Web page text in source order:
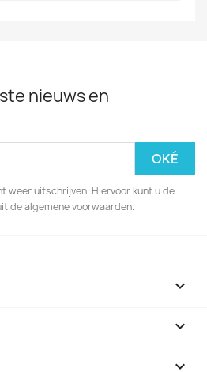
nieuws en
weer uitschrijven. Hiervoor kunt u de
de algemene voorwaarden.


